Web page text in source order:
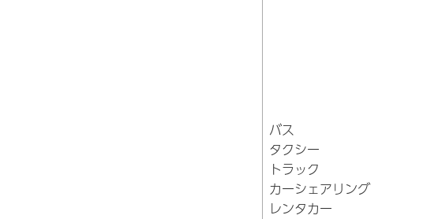
バス
タクシー
トラック
カーシェアリング
レンタカー